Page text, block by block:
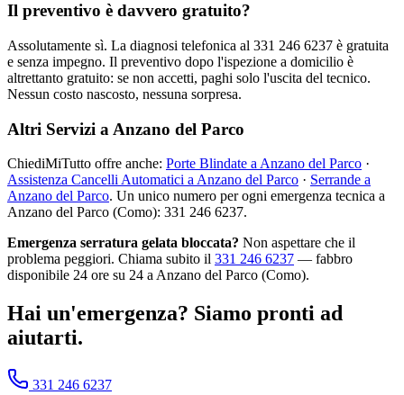
Il preventivo è davvero gratuito?
Assolutamente sì. La diagnosi telefonica al 331 246 6237 è gratuita
e senza impegno. Il preventivo dopo l'ispezione a domicilio è
altrettanto gratuito: se non accetti, paghi solo l'uscita del tecnico.
Nessun costo nascosto, nessuna sorpresa.
Altri Servizi a Anzano del Parco
ChiediMiTutto offre anche: Porte Blindate a Anzano del Parco ·
Assistenza Cancelli Automatici a Anzano del Parco · Serrande a
Anzano del Parco. Un unico numero per ogni emergenza tecnica a
Anzano del Parco (Como): 331 246 6237.
Emergenza serratura gelata bloccata? Non aspettare che il
problema peggiori. Chiama subito il 331 246 6237 — fabbro
disponibile 24 ore su 24 a Anzano del Parco (Como).
Hai un'emergenza? Siamo pronti ad
aiutarti.
331 246 6237